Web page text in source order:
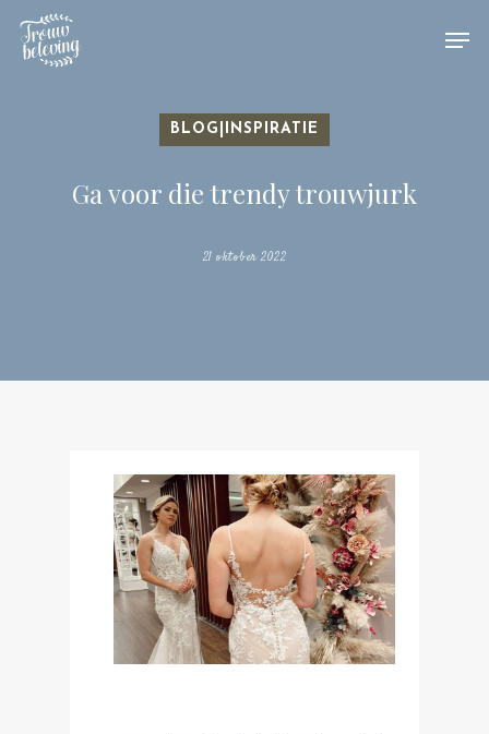
Hit enter to search or ESC to close
BLOG|INSPIRATIE
Ga voor die trendy trouwjurk
21 oktober 2022